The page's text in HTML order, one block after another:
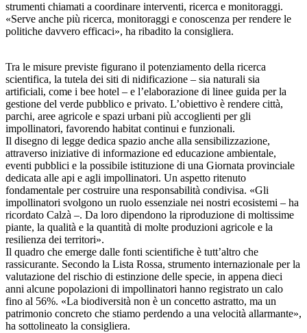
strumenti chiamati a coordinare interventi, ricerca e monitoraggi.
«Serve anche più ricerca, monitoraggi e conoscenza per rendere le
politiche davvero efficaci», ha ribadito la consigliera.
Tra le misure previste figurano il potenziamento della ricerca
scientifica, la tutela dei siti di nidificazione – sia naturali sia
artificiali, come i bee hotel – e l’elaborazione di linee guida per la
gestione del verde pubblico e privato. L’obiettivo è rendere città,
parchi, aree agricole e spazi urbani più accoglienti per gli
impollinatori, favorendo habitat continui e funzionali.
Il disegno di legge dedica spazio anche alla sensibilizzazione,
attraverso iniziative di informazione ed educazione ambientale,
eventi pubblici e la possibile istituzione di una Giornata provinciale
dedicata alle api e agli impollinatori. Un aspetto ritenuto
fondamentale per costruire una responsabilità condivisa. «Gli
impollinatori svolgono un ruolo essenziale nei nostri ecosistemi – ha
ricordato Calzà –. Da loro dipendono la riproduzione di moltissime
piante, la qualità e la quantità di molte produzioni agricole e la
resilienza dei territori».
Il quadro che emerge dalle fonti scientifiche è tutt’altro che
rassicurante. Secondo la Lista Rossa, strumento internazionale per la
valutazione del rischio di estinzione delle specie, in appena dieci
anni alcune popolazioni di impollinatori hanno registrato un calo
fino al 56%. «La biodiversità non è un concetto astratto, ma un
patrimonio concreto che stiamo perdendo a una velocità allarmante»,
ha sottolineato la consigliera.